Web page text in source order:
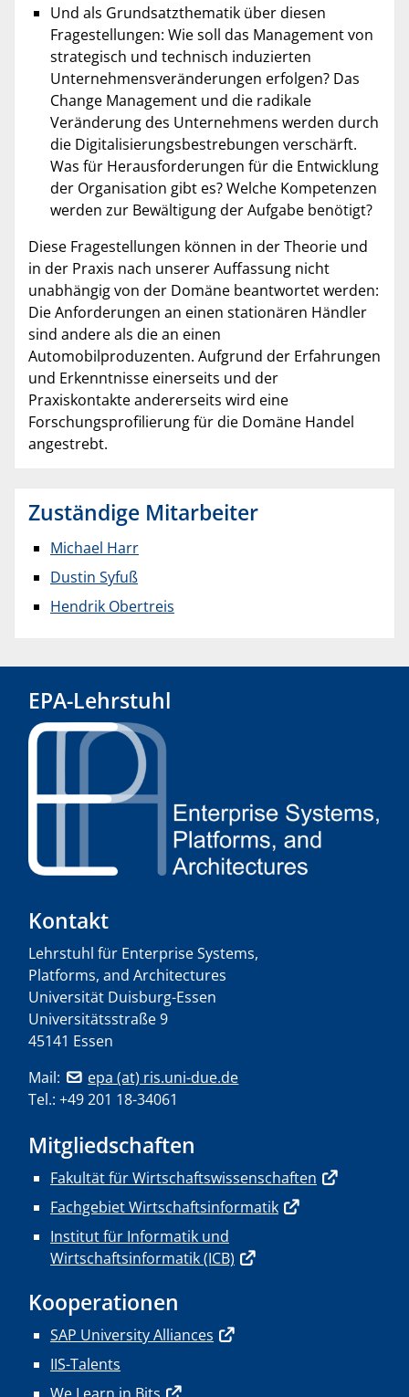
Und als Grundsatzthematik über diesen
Fragestellungen: Wie soll das Management von
strategisch und technisch induzierten
Unternehmensveränderungen erfolgen? Das
Change Management und die radikale
Veränderung des Unter­nehmens werden durch
die Digitalisierungsbestrebungen verschärft.
Was für Heraus­­forderungen für die Entwicklung
der Organisation gibt es? Welche Kompetenzen
wer­den zur Bewältigung der Aufgabe benötigt?
Diese Fragestellungen können in der Theorie und
in der Praxis nach unserer Auffassung nicht
unabhängig von der Domäne beantwortet werden:
Die Anforderungen an einen statio­nären Händler
sind andere als die an einen
Automobilproduzenten. Aufgrund der Erfah­rungen
und Erkenntnisse einerseits und der
Praxiskontakte an­derer­seits wird eine
Forschungsprofilierung für die Do­mäne Handel
angestrebt.
Zuständige Mitarbeiter
Michael Harr
Dustin Syfuß
Hendrik Obertreis
EPA-Lehrstuhl
Kontakt
Lehrstuhl für Enterprise Systems,
Platforms, and Architectures
Universität Duisburg-Essen
Universitätsstraße 9
45141 Essen
Mail:
epa (at) ris.uni-due.de
Tel.: +49 201 18-34061
Mitgliedschaften
Fakultät für Wirtschaftswissenschaften
Fachgebiet Wirtschaftsinformatik
Institut für Informatik und
Wirtschaftsinformatik (ICB)
Kooperationen
SAP University Alliances
IIS-Talents